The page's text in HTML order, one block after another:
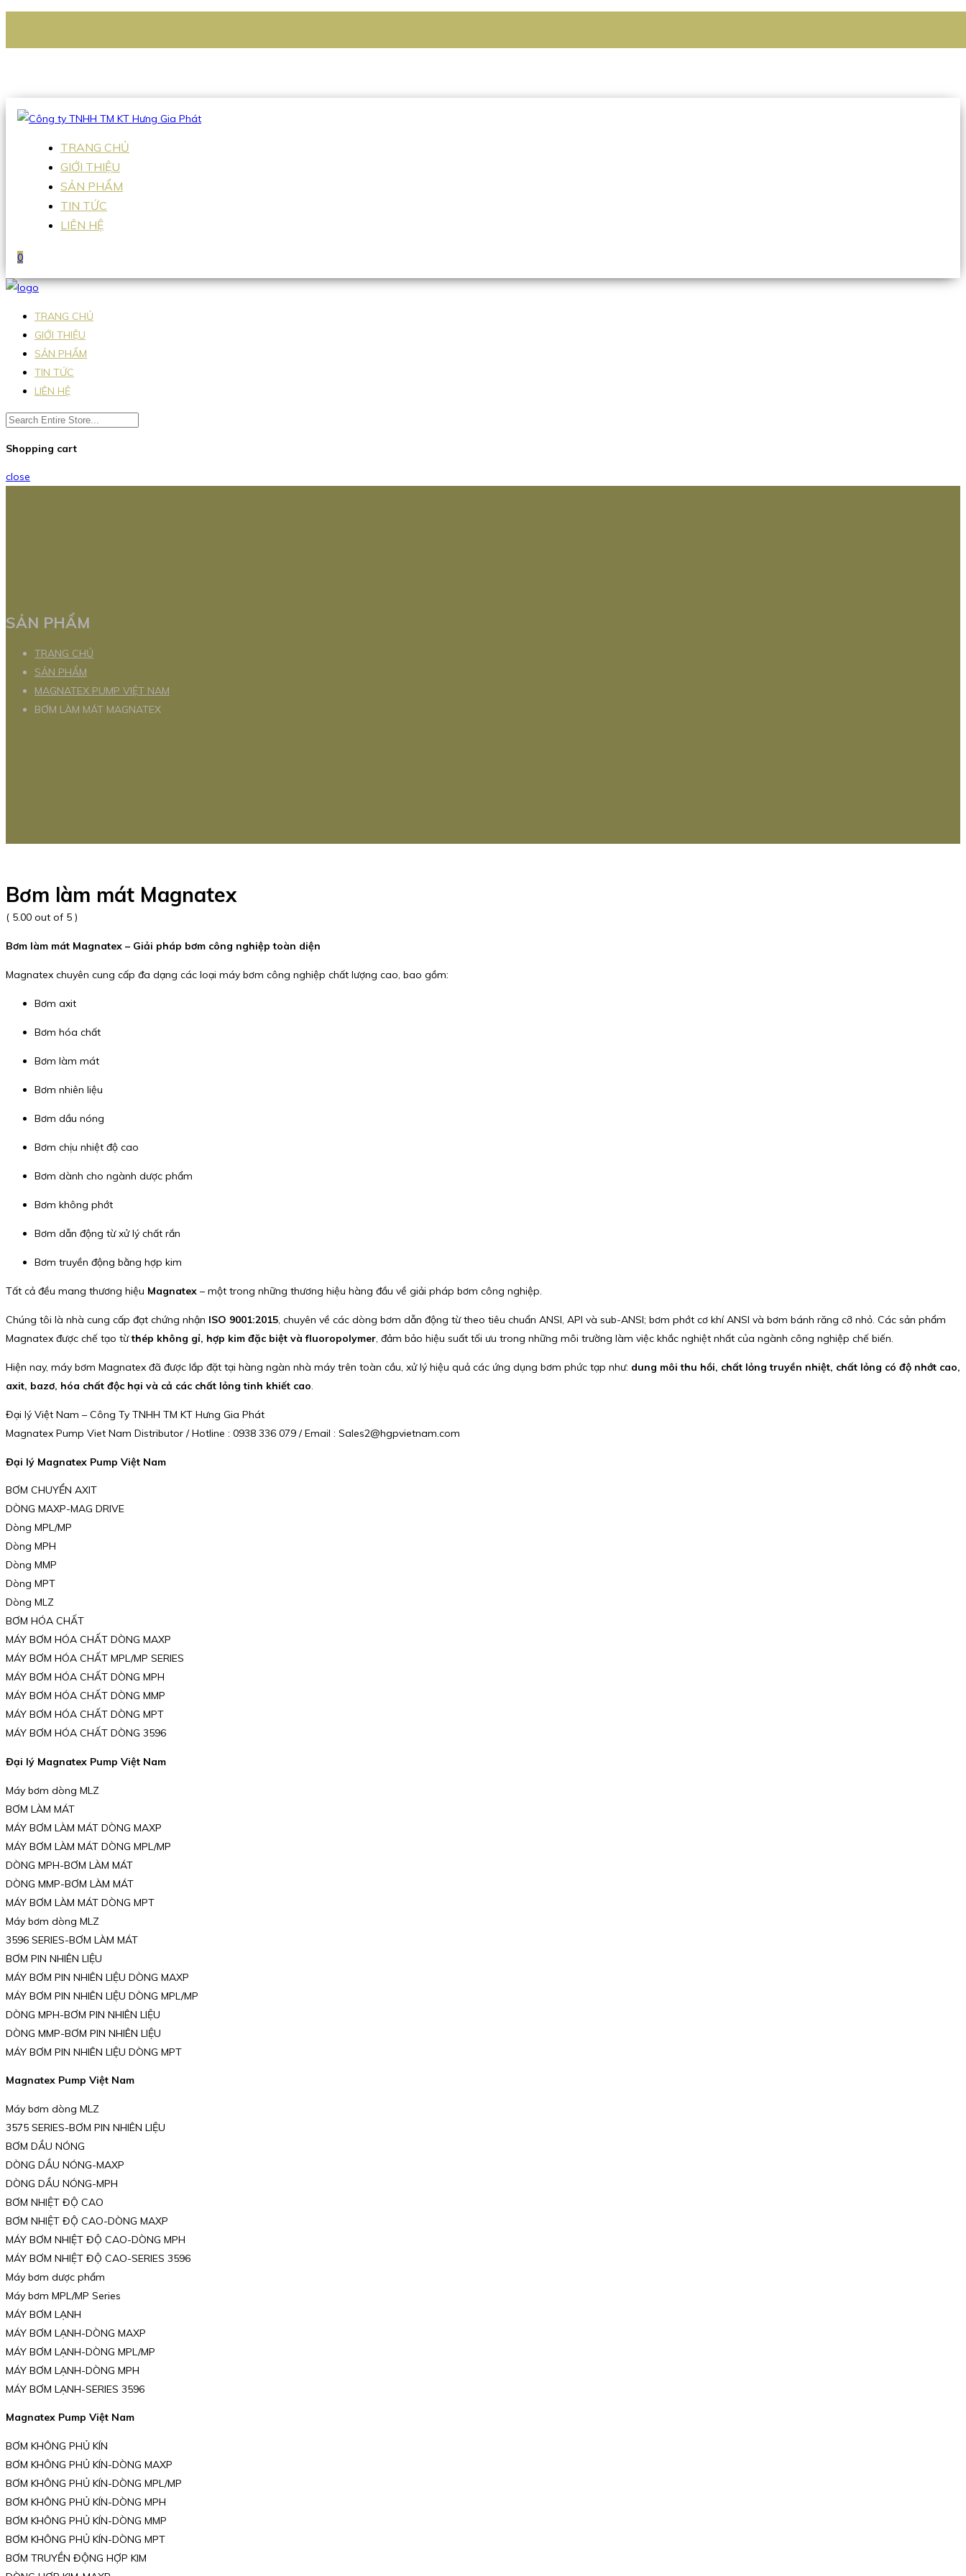
Hotline:0938 336 079
TRANG CHỦ
GIỚI THIỆU
SẢN PHẨM
TIN TỨC
LIÊN HỆ
0
TRANG CHỦ
GIỚI THIỆU
SẢN PHẨM
TIN TỨC
LIÊN HỆ
Shopping cart
close
SẢN PHẨM
TRANG CHỦ
SẢN PHẨM
MAGNATEX PUMP VIỆT NAM
BƠM LÀM MÁT MAGNATEX
Bơm làm mát Magnatex
( 5.00 out of 5 )
Bơm làm mát Magnatex – Giải pháp bơm công nghiệp toàn diện
Magnatex chuyên cung cấp đa dạng các loại máy bơm công nghiệp chất lượng cao, bao gồm:
Bơm axit
Bơm hóa chất
Bơm làm mát
Bơm nhiên liệu
Bơm dầu nóng
Bơm chịu nhiệt độ cao
Bơm dành cho ngành dược phẩm
Bơm không phớt
Bơm dẫn động từ xử lý chất rắn
Bơm truyền động bằng hợp kim
Tất cả đều mang thương hiệu Magnatex – một trong những thương hiệu hàng đầu về giải pháp bơm công nghiệp.
Chúng tôi là nhà cung cấp đạt chứng nhận ISO 9001:2015, chuyên về các dòng bơm dẫn động từ theo tiêu chuẩn ANSI, API và sub-ANSI; bơm phớt cơ khí ANSI và bơm bánh răng cỡ nhỏ. Các sản phẩm
Magnatex được chế tạo từthép không gỉ, hợp kim đặc biệt và fluoropolymer, đảm bảo hiệu suất tối ưu trong những môi trường làm việc khắc nghiệt nhất của ngành công nghiệp chế biến.
Hiện nay, máy bơm Magnatex đã được lắp đặt tại hàng ngàn nhà máy trên toàn cầu, xử lý hiệu quả các ứng dụng bơm phức tạp như: dung môi thu hồi, chất lỏng truyền nhiệt, chất lỏng có độ nhớt cao,
axit, bazơ, hóa chất độc hại và cả các chất lỏng tinh khiết cao.
Đại lý Việt Nam – Công Ty TNHH TM KT Hưng Gia Phát
Magnatex Pump Viet Nam Distributor / Hotline : 0938 336 079 / Email : Sales2@hgpvietnam.com
Đại lý Magnatex Pump Việt Nam
BƠM CHUYỂN AXIT
DÒNG MAXP-MAG DRIVE
Dòng MPL/MP
Dòng MPH
Dòng MMP
Dòng MPT
Dòng MLZ
BƠM HÓA CHẤT
MÁY BƠM HÓA CHẤT DÒNG MAXP
MÁY BƠM HÓA CHẤT MPL/MP SERIES
MÁY BƠM HÓA CHẤT DÒNG MPH
MÁY BƠM HÓA CHẤT DÒNG MMP
MÁY BƠM HÓA CHẤT DÒNG MPT
MÁY BƠM HÓA CHẤT DÒNG 3596
Đại lý Magnatex Pump Việt Nam
Máy bơm dòng MLZ
BƠM LÀM MÁT
MÁY BƠM LÀM MÁT DÒNG MAXP
MÁY BƠM LÀM MÁT DÒNG MPL/MP
DÒNG MPH-BƠM LÀM MÁT
DÒNG MMP-BƠM LÀM MÁT
MÁY BƠM LÀM MÁT DÒNG MPT
Máy bơm dòng MLZ
3596 SERIES-BƠM LÀM MÁT
BƠM PIN NHIÊN LIỆU
MÁY BƠM PIN NHIÊN LIỆU DÒNG MAXP
MÁY BƠM PIN NHIÊN LIỆU DÒNG MPL/MP
DÒNG MPH-BƠM PIN NHIÊN LIỆU
DÒNG MMP-BƠM PIN NHIÊN LIỆU
MÁY BƠM PIN NHIÊN LIỆU DÒNG MPT
Magnatex Pump Việt Nam
Máy bơm dòng MLZ
3575 SERIES-BƠM PIN NHIÊN LIỆU
BƠM DẦU NÓNG
DÒNG DẦU NÓNG-MAXP
DÒNG DẦU NÓNG-MPH
BƠM NHIỆT ĐỘ CAO
BƠM NHIỆT ĐỘ CAO-DÒNG MAXP
MÁY BƠM NHIỆT ĐỘ CAO-DÒNG MPH
MÁY BƠM NHIỆT ĐỘ CAO-SERIES 3596
Máy bơm dược phẩm
Máy bơm MPL/MP Series
MÁY BƠM LẠNH
MÁY BƠM LẠNH-DÒNG MAXP
MÁY BƠM LẠNH-DÒNG MPL/MP
MÁY BƠM LẠNH-DÒNG MPH
MÁY BƠM LẠNH-SERIES 3596
Magnatex Pump Việt Nam
BƠM KHÔNG PHỦ KÍN
BƠM KHÔNG PHỦ KÍN-DÒNG MAXP
BƠM KHÔNG PHỦ KÍN-DÒNG MPL/MP
BƠM KHÔNG PHỦ KÍN-DÒNG MPH
BƠM KHÔNG PHỦ KÍN-DÒNG MMP
BƠM KHÔNG PHỦ KÍN-DÒNG MPT
BƠM TRUYỀN ĐỘNG HỢP KIM